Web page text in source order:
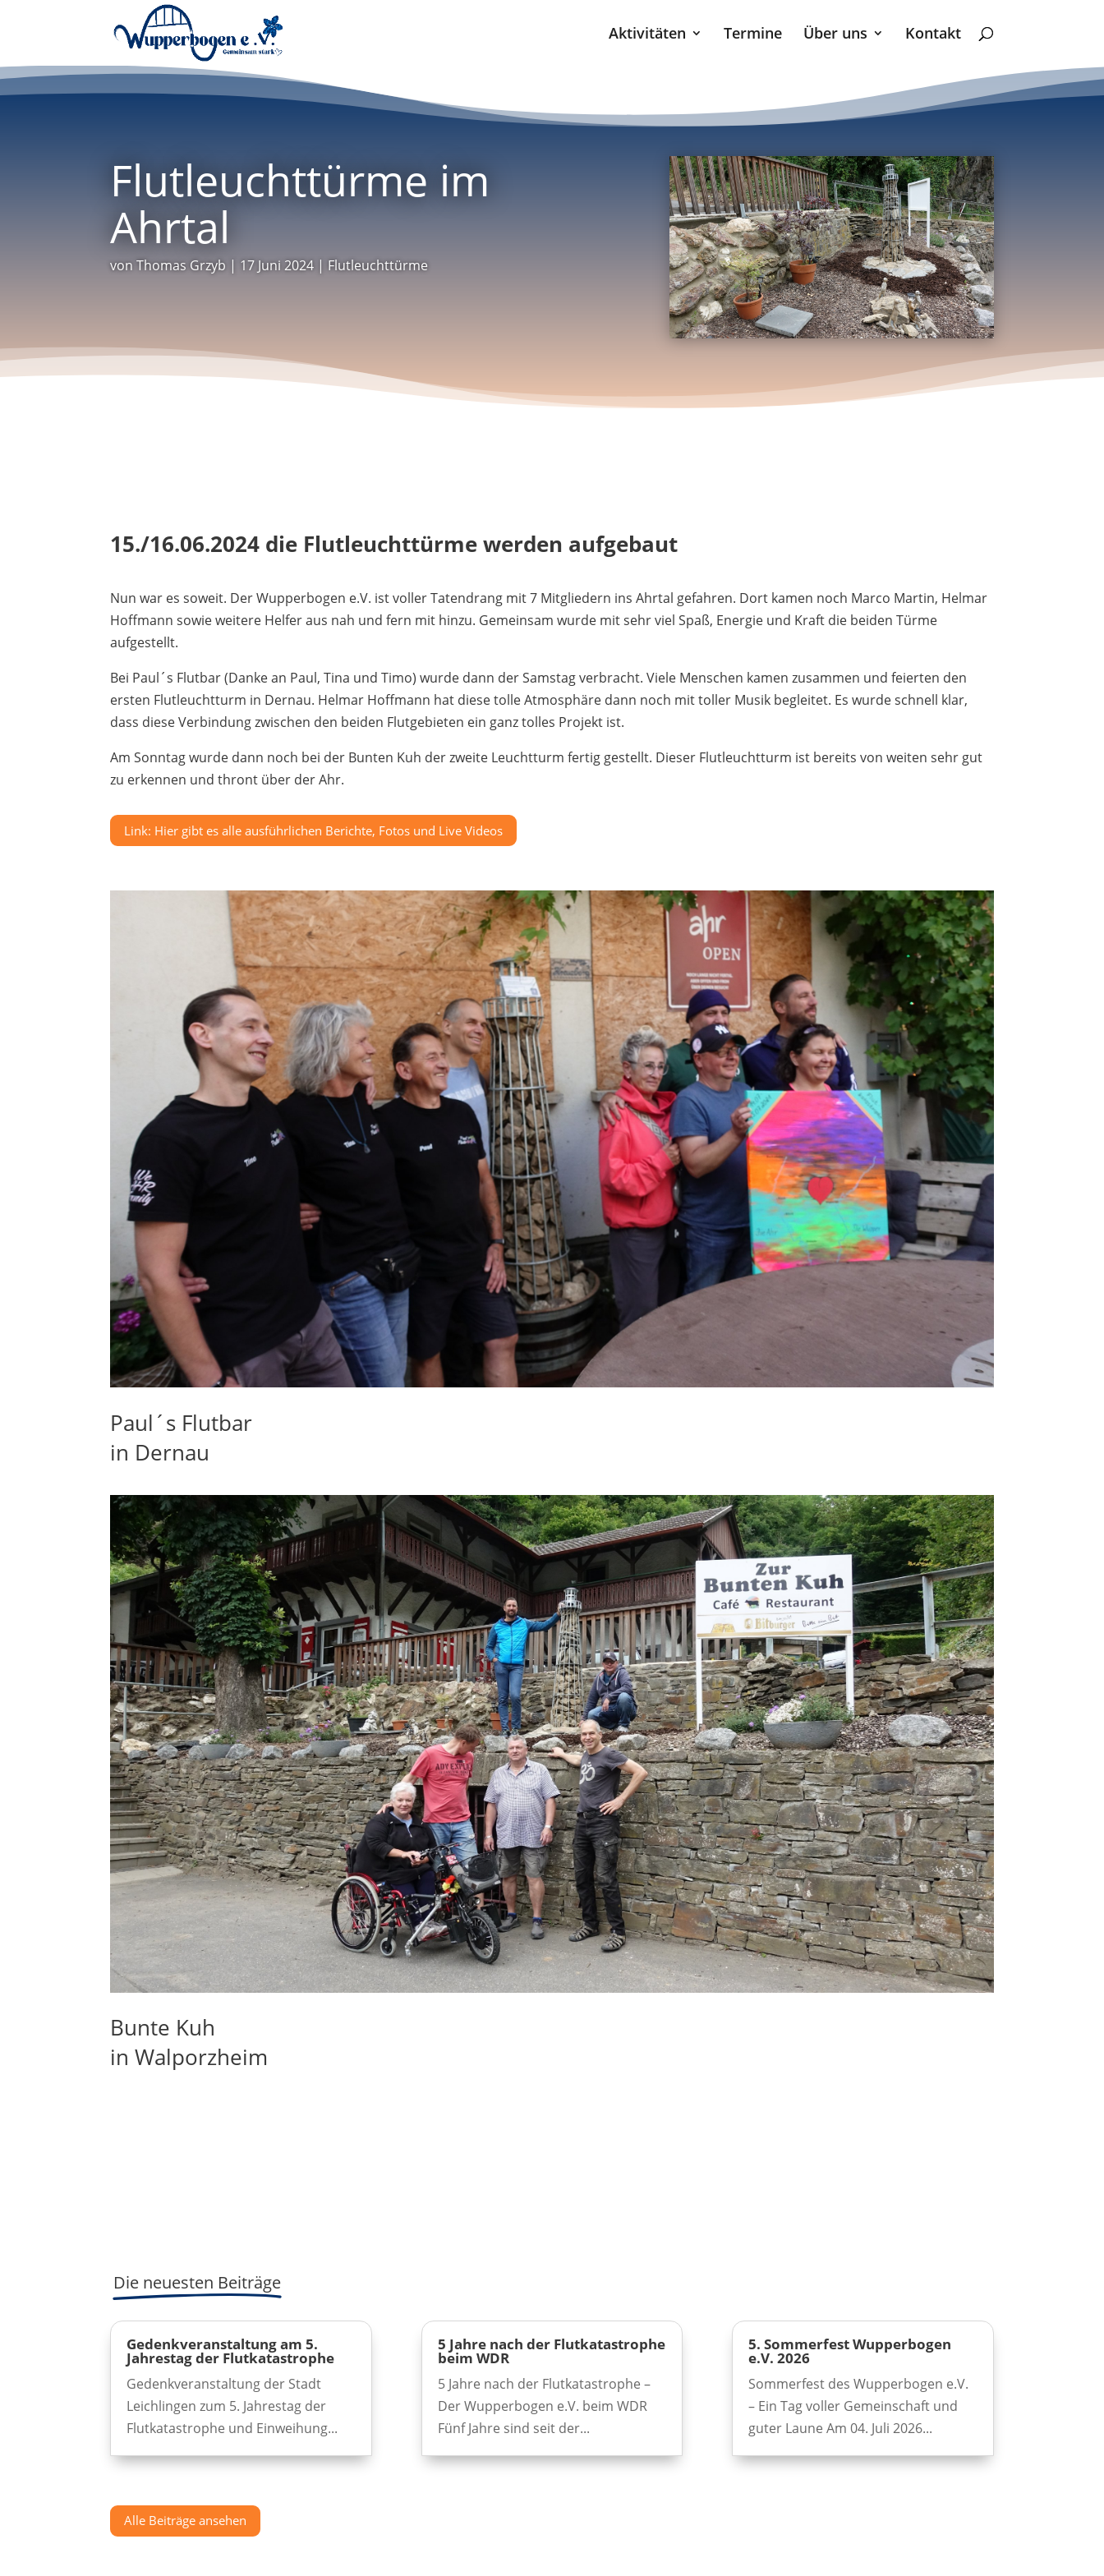
Aktivitäten Termine Über uns Kontakt
Flutleuchttürme im
Ahrtal
vonThomas Grzyb | 17 Juni 2024 | Flutleuchttürme
15./16.06.2024 die Flutleuchttürme werden aufgebaut
Nun war es soweit. Der Wupperbogen e.V. ist voller Tatendrang mit 7 Mitgliedern ins Ahrtal gefahren. Dort kamen noch Marco Martin, Helmar
Hoffmann sowie weitere Helfer aus nah und fern mit hinzu. Gemeinsam wurde mit sehr viel Spaß, Energie und Kraft die beiden Türme
aufgestellt.
Bei Paul´s Flutbar (Danke an Paul, Tina und Timo) wurde dann der Samstag verbracht. Viele Menschen kamen zusammen und feierten den
ersten Flutleuchtturm in Dernau. Helmar Hoffmann hat diese tolle Atmosphäre dann noch mit toller Musik begleitet. Es wurde schnell klar,
dass diese Verbindung zwischen den beiden Flutgebieten ein ganz tolles Projekt ist.
Am Sonntag wurde dann noch bei der Bunten Kuh der zweite Leuchtturm fertig gestellt. Dieser Flutleuchtturm ist bereits von weiten sehr gut
zu erkennen und thront über der Ahr.
Link: Hier gibt es alle ausführlichen Berichte, Fotos und Live Videos
Paul´s Flutbar
in Dernau
Bunte Kuh
in Walporzheim
Die neuesten Beiträge
Gedenkveranstaltung am 5.
Jahrestag der Flutkatastrophe
Gedenkveranstaltung der Stadt
Leichlingen zum 5. Jahrestag der
Flutkatastrophe und Einweihung...
5 Jahre nach der Flutkatastrophe
beim WDR
5 Jahre nach der Flutkatastrophe –
Der Wupperbogen e.V. beim WDR
Fünf Jahre sind seit der...
5. Sommerfest Wupperbogen
e.V. 2026
Sommerfest des Wupperbogen e.V.
– Ein Tag voller Gemeinschaft und
guter Laune Am 04. Juli 2026...
Alle Beiträge ansehen